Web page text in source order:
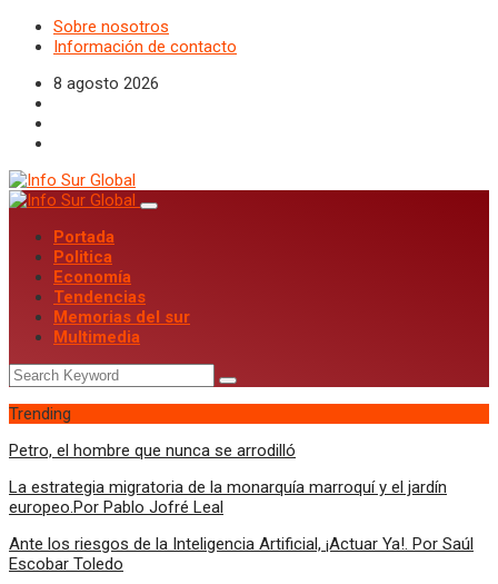
Sobre nosotros
Información de contacto
8 agosto 2026
Portada
Politica
Economía
Tendencias
Memorias del sur
Multimedia
Trending
Petro, el hombre que nunca se arrodilló
La estrategia migratoria de la monarquía marroquí y el jardín
europeo.Por Pablo Jofré Leal
Ante los riesgos de la Inteligencia Artificial, ¡Actuar Ya!. Por Saúl
Escobar Toledo